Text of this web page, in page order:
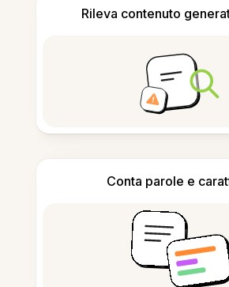
Rileva contenuto
Conta parole e